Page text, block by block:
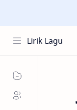
Lirik Lagu